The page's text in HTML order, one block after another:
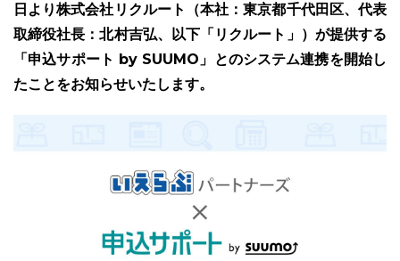
ホームページ制作について プラン紹介･制作の流れ
日より株式会社リクルート（本社：東京都千代田区、代表
取締役社長：北村吉弘、以下「リクルート」）が提供する
「申込サポート by SUUMO」とのシステム連携を開始し
たことをお知らせいたします。